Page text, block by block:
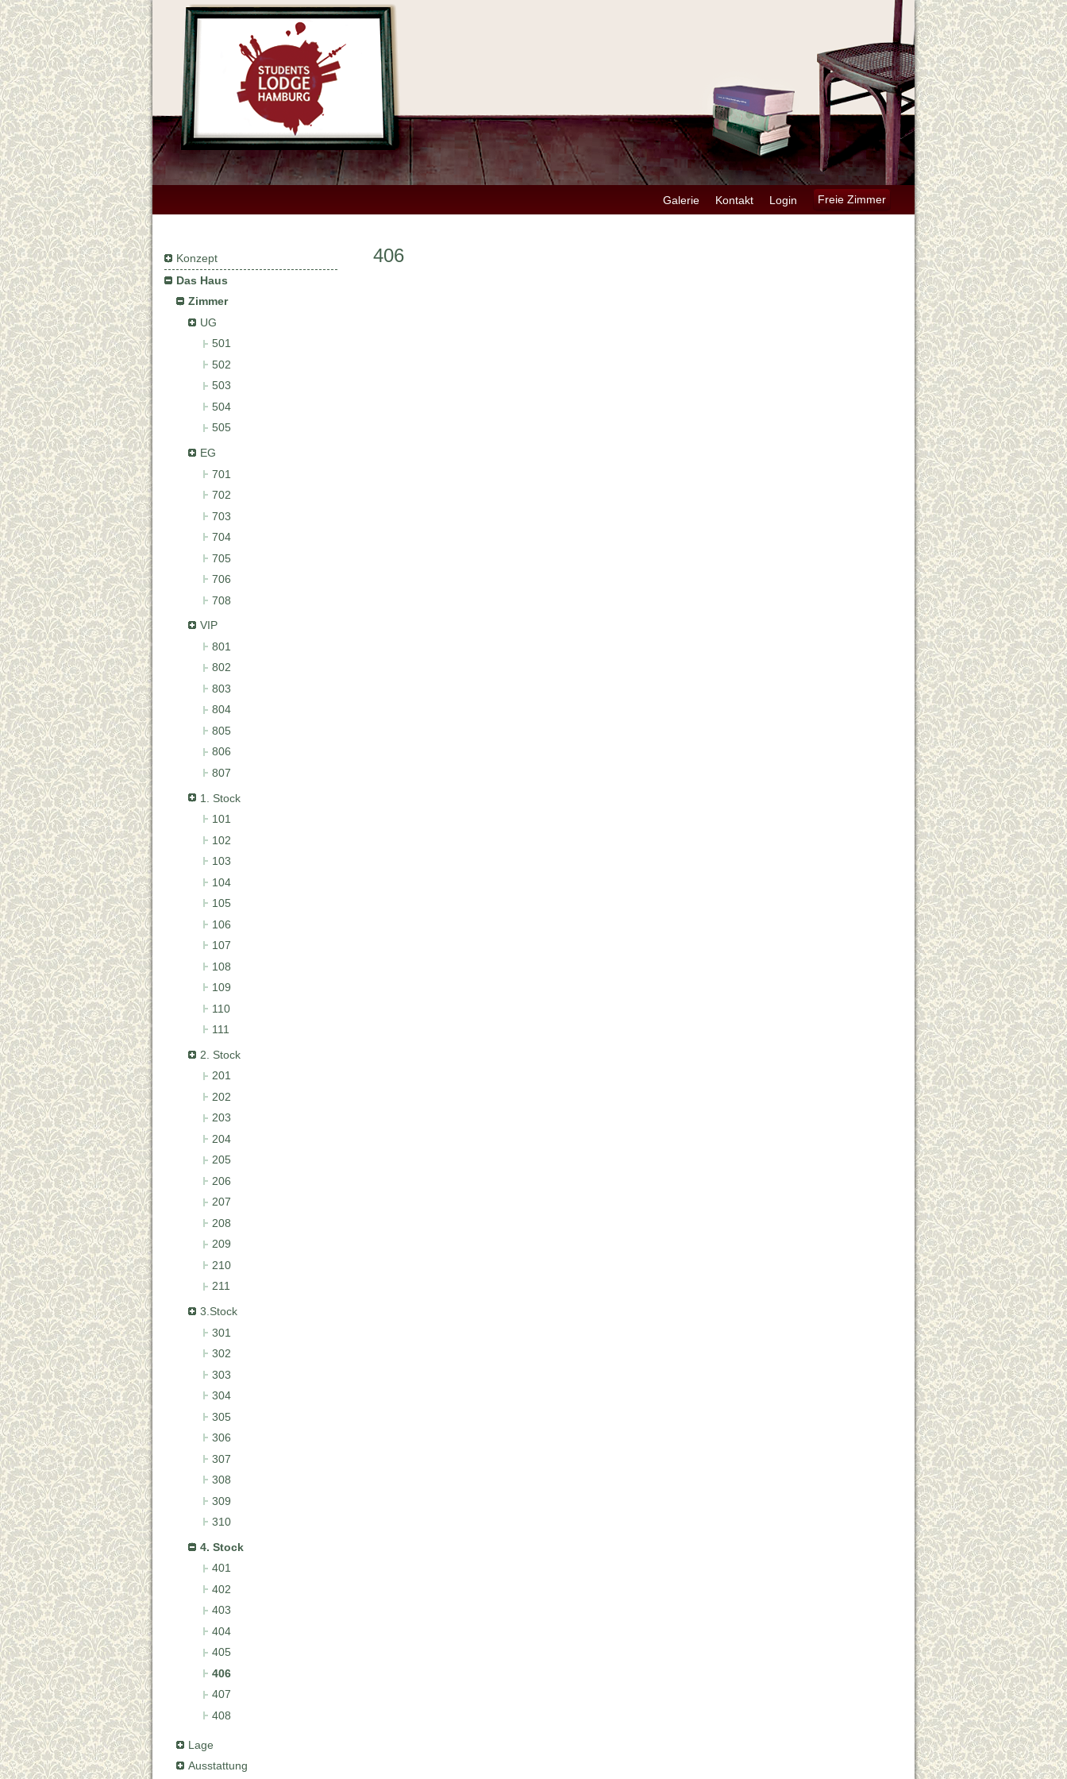
Freie Zimmer
Login
Kontakt
Galerie
Konzept
Das Haus
Zimmer
UG
501
502
503
504
505
EG
701
702
703
704
705
706
708
VIP
801
802
803
804
805
806
807
1. Stock
101
102
103
104
105
106
107
108
109
110
111
2. Stock
201
202
203
204
205
206
207
208
209
210
211
3.Stock
301
302
303
304
305
306
307
308
309
310
4. Stock
401
402
403
404
405
406
407
408
Lage
Ausstattung
406